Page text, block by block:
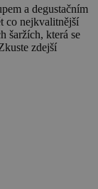
a degustačním
co nejkvalitnější
šaržích, která se
zdejší